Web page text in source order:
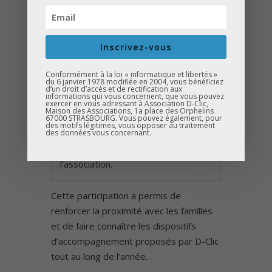
ET LEURS FAMILLES
Présente avec unstand
d’information , l’équipe D-Clic a
accueilli de nombreux jeunes et
leurs parents afin d’échanger autour
del’orientation scolaire, des
parcours de formation et des
l’association.
Cette participation a permis de
renforcer la proximité avec les familles
et de faire connaître les dispositifs
d’accompagnement proposés par D-Clic
tout au long de l’année.
Inscrivez-vous
Conformément à la loi « informatique et libertés »
du 6 janvier 1978 modifiée en 2004, vous bénéficiez
d’un droit d’accès et de rectification aux
informations qui vous concernent, que vous pouvez
exercer en vous adressant à Association D-Clic,
Maison des Associations, 1a place des Orphelins
67000 STRASBOURG. Vous pouvez également, pour
des motifs légitimes, vous opposer au traitement
des données vous concernant.